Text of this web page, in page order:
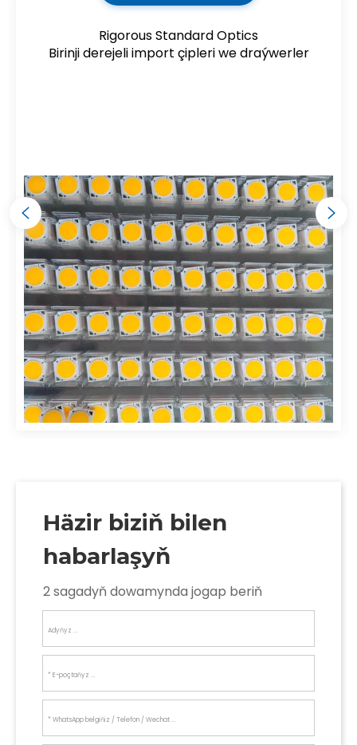
Rigorous Standard Optics
Birinji derejeli import çipleri we draýwerler
Häzir biziň bilen
habarlaşyň
2 sagadyň dowamynda jogap beriň